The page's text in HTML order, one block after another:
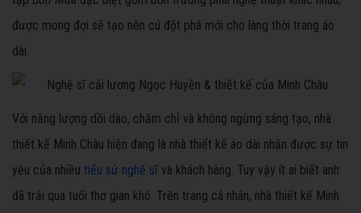
được mong đợi sẽ tạo nên cú đột phá mới cho làng thời trang áo
dài.
Với năng lượng dồi dào, chăm chỉ và không ngừng sáng tạo, nhà
thiết kế Minh Châu hiện đang là nhà thiết kế áo dài nhận được sự tin
yêu của nhiều tiểu sử nghệ sĩ và khách hàng. Tuy vậy ít ai biết anh
đã trải qua tuổi thơ gian khó. Trên trang cá nhân, nhà thiết kế Minh